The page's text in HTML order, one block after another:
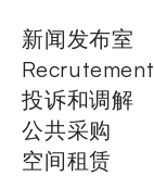
新闻发布室
Recrutement
投诉和调解
公共采购
空间租赁